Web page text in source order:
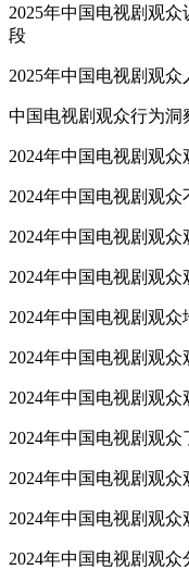
2025年中国电视剧观
段
2025年中国电视剧观
中国电视剧观众行为洞
2024年中国电视剧观
2024年中国电视剧观
2024年中国电视剧观
2024年中国电视剧观
2024年中国电视剧观
2024年中国电视剧观
2024年中国电视剧观
2024年中国电视剧观
2024年中国电视剧观众
2024年中国电视剧观
2024年中国电视剧观